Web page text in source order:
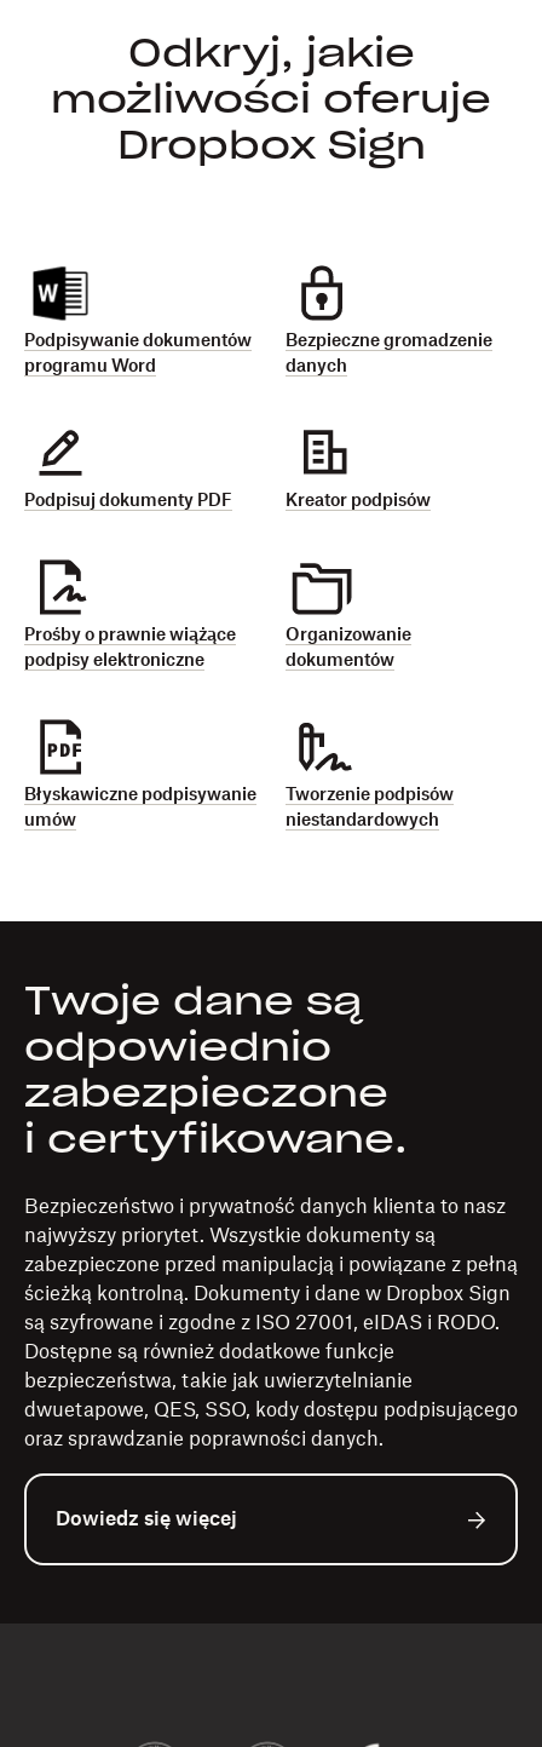
Odkryj, jakie
możliwości oferuje
Dropbox Sign
Podpisywanie dokumentów
programu Word
Bezpieczne gromadzenie
danych
Podpisuj dokumenty PDF Kreator podpisów
Prośby o prawnie wiążące
podpisy elektroniczne
Organizowanie
dokumentów
Błyskawiczne podpisywanie
umów
Tworzenie podpisów
niestandardowych
Twoje dane są
odpowiednio
zabezpieczone
i certyfikowane.
Bezpieczeństwo i prywatność danych klienta to nasz
najwyższy priorytet. Wszystkie dokumenty są
zabezpieczone przed manipulacją i powiązane z pełną
ścieżką kontrolną. Dokumenty i dane w Dropbox Sign
są szyfrowane i zgodne z ISO 27001, eIDAS i RODO.
Dostępne są również dodatkowe funkcje
bezpieczeństwa, takie jak uwierzytelnianie
dwuetapowe, QES, SSO, kody dostępu podpisującego
oraz sprawdzanie poprawności danych.
Dowiedz się więcej